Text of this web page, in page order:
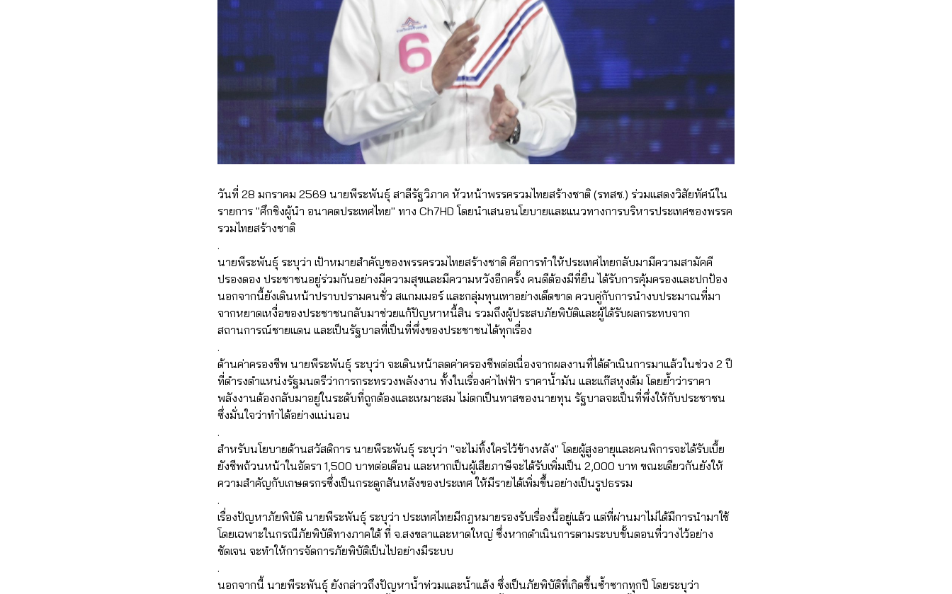
วันที่ 28 มกราคม 2569 นายพีระพันธุ์ สาลีรัฐวิภาค หัวหน้าพรรครวมไทยสร้างชาติ (รทสช.) ร่วมแสดงวิสัยทัศน์ใน
รายการ "ศึกชิงผู้นำ อนาคตประเทศไทย" ทาง Ch7HD โดยนำเสนอนโยบายและแนวทางการบริหารประเทศของพรรค
รวมไทยสร้างชาติ
.
นายพีระพันธุ์ ระบุว่า เป้าหมายสำคัญของพรรครวมไทยสร้างชาติ คือการทำให้ประเทศไทยกลับมามีความสามัคคี
ปรองดอง ประชาชนอยู่ร่วมกันอย่างมีความสุขและมีความหวังอีกครั้ง คนดีต้องมีที่ยืน ได้รับการคุ้มครองและปกป้อง
นอกจากนี้ยังเดินหน้าปราบปรามคนชั่ว สแกมเมอร์ และกลุ่มทุนเทาอย่างเด็ดขาด ควบคู่กับการนำงบประมาณที่มา
จากหยาดเหงื่อของประชาชนกลับมาช่วยแก้ปัญหาหนี้สิน รวมถึงผู้ประสบภัยพิบัติและผู้ได้รับผลกระทบจาก
สถานการณ์ชายแดน และเป็นรัฐบาลที่เป็นที่พึ่งของประชาชนได้ทุกเรื่อง
.
ด้านค่าครองชีพ นายพีระพันธุ์ ระบุว่า จะเดินหน้าลดค่าครองชีพต่อเนื่องจากผลงานที่ได้ดำเนินการมาแล้วในช่วง 2 ปี
ที่ดำรงตำแหน่งรัฐมนตรีว่าการกระทรวงพลังงาน ทั้งในเรื่องค่าไฟฟ้า ราคาน้ำมัน และแก๊สหุงต้ม โดยย้ำว่าราคา
พลังงานต้องกลับมาอยู่ในระดับที่ถูกต้องและเหมาะสม ไม่ตกเป็นทาสของนายทุน รัฐบาลจะเป็นที่พึ่งให้กับประชาชน
ซึ่งมั่นใจว่าทำได้อย่างแน่นอน
.
สำหรับนโยบายด้านสวัสดิการ นายพีระพันธุ์ ระบุว่า "จะไม่ทิ้งใครไว้ข้างหลัง" โดยผู้สูงอายุและคนพิการจะได้รับเบี้ย
ยังชีพถ้วนหน้าในอัตรา 1,500 บาทต่อเดือน และหากเป็นผู้เสียภาษีจะได้รับเพิ่มเป็น 2,000 บาท ขณะเดียวกันยังให้
ความสำคัญกับเกษตรกรซึ่งเป็นกระดูกสันหลังของประเทศ ให้มีรายได้เพิ่มขึ้นอย่างเป็นรูปธรรม
.
เรื่องปัญหาภัยพิบัติ นายพีระพันธุ์ ระบุว่า ประเทศไทยมีกฎหมายรองรับเรื่องนี้อยู่แล้ว แต่ที่ผ่านมาไม่ได้มีการนำมาใช้
โดยเฉพาะในกรณีภัยพิบัติทางภาคใต้ ที่ จ.สงขลาและหาดใหญ่ ซึ่งหากดำเนินการตามระบบขั้นตอนที่วางไว้อย่าง
ชัดเจน จะทำให้การจัดการภัยพิบัติเป็นไปอย่างมีระบบ
.
นอกจากนี้ นายพีระพันธุ์ ยังกล่าวถึงปัญหาน้ำท่วมและน้ำแล้ง ซึ่งเป็นภัยพิบัติที่เกิดขึ้นซ้ำซากทุกปี โดยระบุว่า